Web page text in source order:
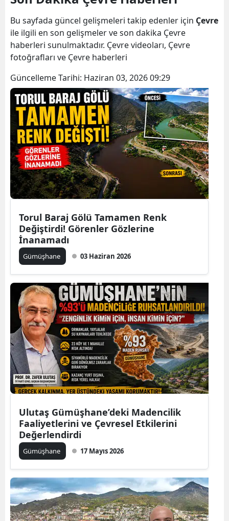
Bingöl
Bitlis
Bolu
Burdur
Bursa
Çanakkale
Çankırı
Denizli
Diyarbakır
Erzincan
Erzurum
Eskişehir
Gaziantep
Giresun
Gümüşhane
Hakkari
Hatay
Mersin
İstanbul
İzmir
Bu sayfada güncel gelişmeleri takip edenler için Çevre
ile ilgili en son gelişmeler ve son dakika Çevre
haberleri sunulmaktadır. Çevre videoları, Çevre
fotoğrafları ve Çevre haberleri
Güncelleme Tarihi: Haziran 03, 2026 09:29
Torul Baraj Gölü Tamamen Renk
Değiştirdi! Görenler Gözlerine
İnanamadı
Gümüşhane 03 Haziran 2026
Ulutaş Gümüşhane’deki Madencilik
Faaliyetlerini ve Çevresel Etkilerini
Değerlendirdi
Gümüşhane 17 Mayıs 2026